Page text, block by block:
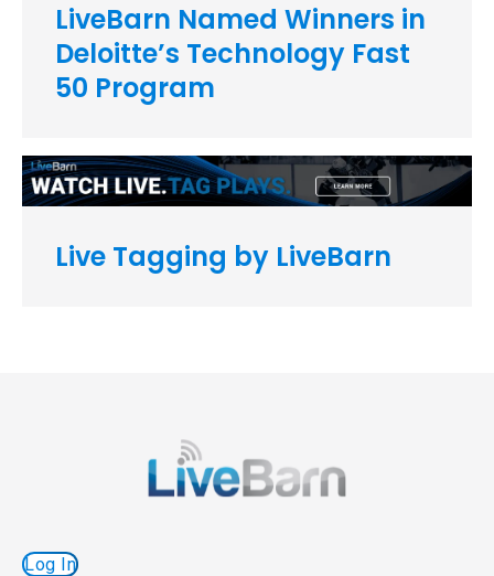
LiveBarn Named Winners in
Deloitte’s Technology Fast
50 Program
Live Tagging by LiveBarn
Log In